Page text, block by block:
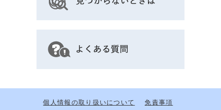
個人情報の取り扱いについて 免責事項